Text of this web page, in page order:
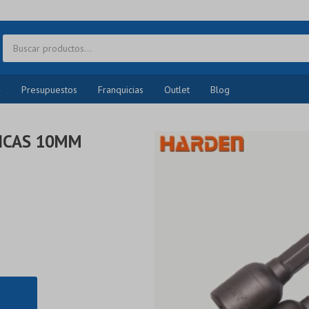
Presupuestos Franquicias Outlet Blog
10MM